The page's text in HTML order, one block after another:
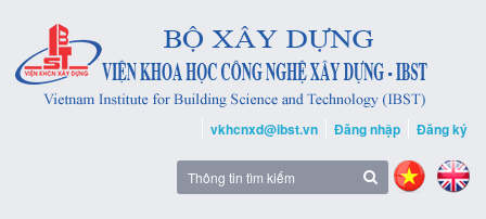
vkhcnxd@ibst.vn Đăng nhập Đăng ký